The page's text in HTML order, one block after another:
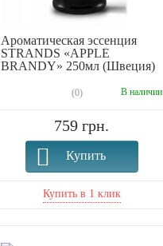
Ароматическая эссенция
STRANDS «APPLE
BRANDY» 250мл (Швеция)
(0) В наличии
759 грн.
Купить